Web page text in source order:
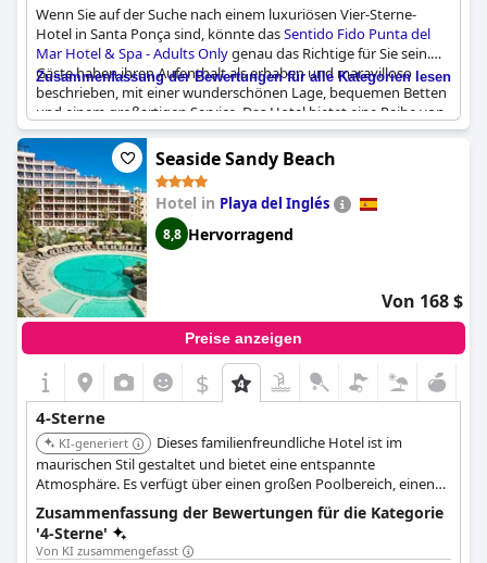
Wenn Sie auf der Suche nach einem luxuriösen Vier-Sterne-
Hotel in Santa Ponça sind, könnte dasSentido Fido Punta del
Mar Hotel & Spa - Adults Onlygenau das Richtige für Sie sein.
Gäste haben ihren Aufenthalt als erhaben und maravilloso
beschrieben, mit einer wunderschönen Lage, bequemen Betten
und einem großartigen Service. Das Hotel bietet eine Reihe von
Einrichtungen und Dienstleistungen, um Sie zu unterhalten,
darunter ein Spa, ein Restaurant und All-inclusive-Optionen.
Außerdem bietet das Hotel seinen Gästen einen
atemberaubenden Blick auf die Umgebung. Einige Gäste hätten
sich allerdings mehr Abwechslung in der Küche gewünscht, aber
insgesamt ist das Hotel sehr zu empfehlen.
Zusammenfassung der Bewertungen für alle Kategorien lesen
Seaside Sandy Beach
Hotel in Playa del Inglés
8,8 Hervorragend
Von 168 $
Preise anzeigen
$
4-Sterne
KI-generiert
Dieses familienfreundliche Hotel ist im
maurischen Stil gestaltet und bietet eine entspannte
Atmosphäre. Es verfügt über einen großen Poolbereich, einen
Kinderclub und vielfältige gastronomische Angebote. Die Nähe
zum Strand und zu lokalen Geschäften macht es zu einer
praktischen Wahl.
Zusammenfassung der Bewertungen für die Kategorie
'4-Sterne'
Von KI zusammengefasst